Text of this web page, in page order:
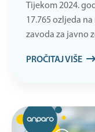
Tijekom 2024.
17.765 ozljeda
zavoda za javno
PROČITAJ VIŠE